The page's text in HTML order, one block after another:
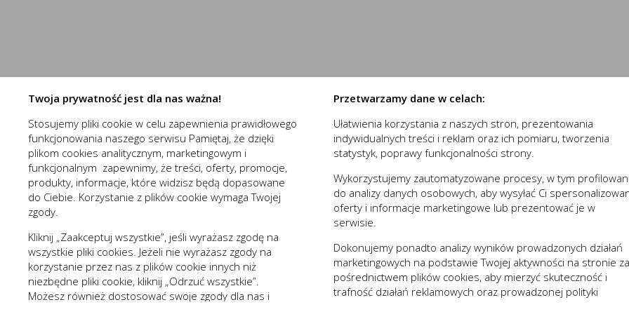
Twoja prywatność jest dla nas ważna!
Stosujemy pliki cookie w celu zapewnienia prawidłowego
funkcjonowania naszego serwisu Pamiętaj, że dzięki
plikom cookies analitycznym, marketingowym i
funkcjonalnym zapewnimy, że treści, oferty, promocje,
produkty, informacje, które widzisz będą dopasowane
do Ciebie. Korzystanie z plików cookie wymaga Twojej
zgody.
Kliknij „Zaakceptuj wszystkie”, jeśli wyrażasz zgodę na
wszystkie pliki cookies. Jeżeli nie wyrażasz zgody na
korzystanie przez nas z plików cookie innych niż
niezbędne pliki cookie, kliknij „Odrzuć wszystkie”.
Możesz również dostosować swoje zgody dla nas i
Przetwarzamy dane w celach:
Ułatwienia korzystania z naszych stron, prezentowania
indywidualnych treści i reklam oraz ich pomiaru, tworzenia
statystyk, poprawy funkcjonalności strony.
Wykorzystujemy zautomatyzowane procesy, w tym
do analizy danych osobowych, aby wysyłać Ci
oferty i informacje marketingowe lub prezentować je w
serwisie.
Dokonujemy ponadto analizy wyników prowadzonych działań
marketingowych na podstawie Twojej aktywności na stronie za
pośrednictwem plików cookies, aby mierzyć skuteczność i
trafność działań reklamowych oraz prowadzonej polityki
formularzy. Dzięki plikom cookies strona, z której korzystasz, może działać bez zakłóceń.
nowaelektropl_cookie_consent(1st‑party)
nowaelektropl_session(1st‑party)
Funkcjonalne i personalizacyjne
Tego typu pliki cookies umożliwiają stronie internetowej zapamiętanie wprowadzonych przez Ciebie ustawień
prezentowanych treści.
Dzięki tym plikom cookies możemy zapewnić Ci większy komfort korzystania z funkcjonalności naszej strony
preferencji. Wyrażenie zgody na funkcjonalne i personalizacyjne pliki cookies gwarantuje dostępność większej
Więcej
Analityczne (3)
Analityczne pliki cookies pomagają nam rozwijać się i dostosowywać do Twoich potrzeb.
Cookies analityczne pozwalają na uzyskanie informacji w zakresie wykorzystywania witryny internetowej, miejsca
ZAPISZ WYBRANE
NIE ZGADZAM SIĘ
ZAAKCEPTUJ WSZYSTKIE
Anuluj
Stosowane są, co do zasady, dwa rodzaje plików „cookies” – „sesyjne” oraz „stałe”. Pierwsze z nich są plikami
wylogowania ze strony internetowej lub wyłączenia oprogramowania (przeglądarki internetowej). „Stałe” pliki pozostają na
plików „cookies” albo do momentu ich ręcznego usunięcia przez użytkownika.
Pliki „cookies” wykorzystywane przez partnerów operatora strony internetowej, w tym w szczególności użytkowników
Wyróżnić można szczegółowy podział cookies, ze względu na:
A. Rodzaje cookies ze względu na niezbędność do realizacji usługi
Rodzaj Opis
Niezbędne Są absolutnie niezbędne do prawidłowego funkcjonowania witryny lub
Funkcjonalne
Są ważne dla działania serwisu: